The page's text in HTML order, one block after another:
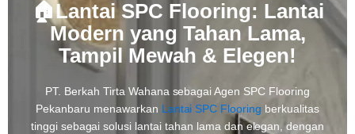
🏠Lantai SPC Flooring: Lantai
Modern yang Tahan Lama,
Tampil Mewah & Elegen!
PT. Berkah Tirta Wahana sebagai Agen SPC Flooring
Pekanbaru menawarkan Lantai SPC Flooring berkualitas
tinggi sebagai solusi lantai tahan lama dan elegan, dengan